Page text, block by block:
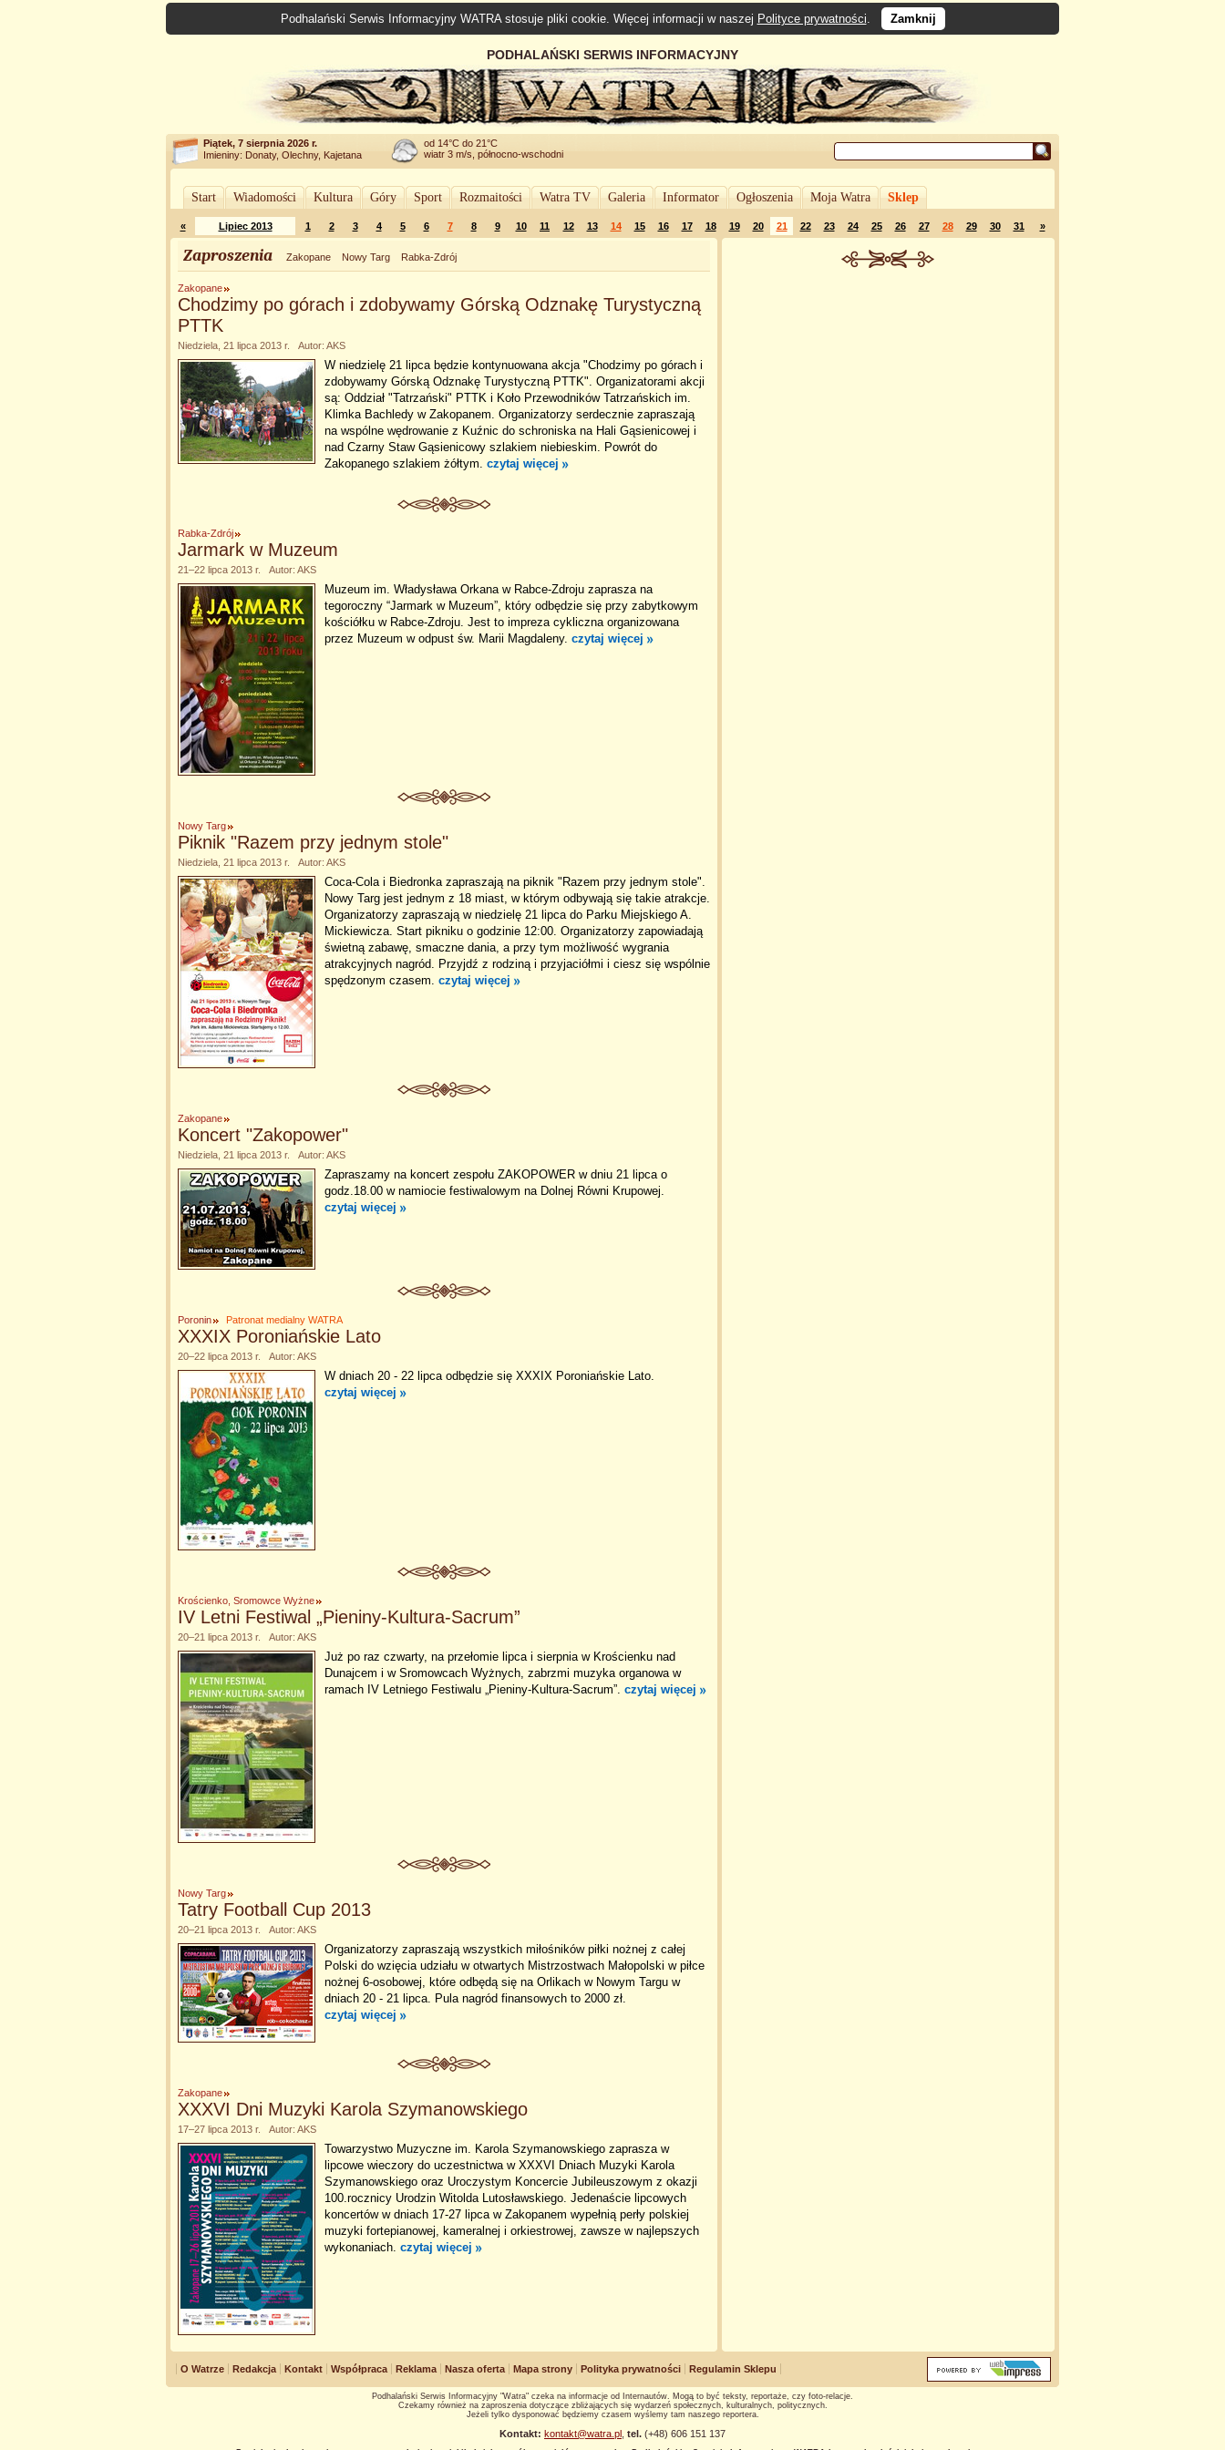
Podhalański Serwis Informacyjny WATRA stosuje pliki cookie. Więcej informacji w naszej Polityce prywatności. Zamknij
PODHALAŃSKI SERWIS INFORMACYJNY
Piątek, 7 sierpnia 2026 r.
Imieniny: Donaty, Olechny, Kajetana
od 14°C do 21°C
wiatr 3 m/s, północno-wschodni
Start Wiadomości Kultura Góry Sport Rozmaitości Watra TV Galeria Informator Ogłoszenia Moja Watra Sklep
« Lipiec 2013 1 2 3 4 5 6 7 8 9 10 11 12 13 14 15 16 17 18 19 20 21 22 23 24 25 26 27 28 29 30 31 »
Zaproszenia Zakopane Nowy Targ Rabka-Zdrój
Zakopane
Chodzimy po górach i zdobywamy Górską Odznakę Turystyczną
PTTK
Niedziela, 21 lipca 2013 r. Autor: AKS
W niedzielę 21 lipca będzie kontynuowana akcja "Chodzimy po górach i
zdobywamy Górską Odznakę Turystyczną PTTK". Organizatorami akcji
są: Oddział "Tatrzański" PTTK i Koło Przewodników Tatrzańskich im.
Klimka Bachledy w Zakopanem. Organizatorzy serdecznie zapraszają
na wspólne wędrowanie z Kuźnic do schroniska na Hali Gąsienicowej i
nad Czarny Staw Gąsienicowy szlakiem niebieskim. Powrót do
Zakopanego szlakiem żółtym. czytaj więcej
Rabka-Zdrój
Jarmark w Muzeum
21–22 lipca 2013 r. Autor: AKS
Muzeum im. Władysława Orkana w Rabce-Zdroju zaprasza na
tegoroczny “Jarmark w Muzeum”, który odbędzie się przy zabytkowym
kościółku w Rabce-Zdroju. Jest to impreza cykliczna organizowana
przez Muzeum w odpust św. Marii Magdaleny. czytaj więcej
Nowy Targ
Piknik "Razem przy jednym stole"
Niedziela, 21 lipca 2013 r. Autor: AKS
Coca-Cola i Biedronka zapraszają na piknik "Razem przy jednym stole".
Nowy Targ jest jednym z 18 miast, w którym odbywają się takie atrakcje.
Organizatorzy zapraszają w niedzielę 21 lipca do Parku Miejskiego A.
Mickiewicza. Start pikniku o godzinie 12:00. Organizatorzy zapowiadają
świetną zabawę, smaczne dania, a przy tym możliwość wygrania
atrakcyjnych nagród. Przyjdź z rodziną i przyjaciółmi i ciesz się wspólnie
spędzonym czasem. czytaj więcej
Zakopane
Koncert "Zakopower"
Niedziela, 21 lipca 2013 r. Autor: AKS
Zapraszamy na koncert zespołu ZAKOPOWER w dniu 21 lipca o
godz.18.00 w namiocie festiwalowym na Dolnej Równi Krupowej.
czytaj więcej
Poronin Patronat medialny WATRA
XXXIX Poroniańskie Lato
20–22 lipca 2013 r. Autor: AKS
W dniach 20 - 22 lipca odbędzie się XXXIX Poroniańskie Lato.
czytaj więcej
Krościenko, Sromowce Wyżne
IV Letni Festiwal „Pieniny-Kultura-Sacrum”
20–21 lipca 2013 r. Autor: AKS
Już po raz czwarty, na przełomie lipca i sierpnia w Krościenku nad
Dunajcem i w Sromowcach Wyżnych, zabrzmi muzyka organowa w
ramach IV Letniego Festiwalu „Pieniny-Kultura-Sacrum”. czytaj więcej
Nowy Targ
Tatry Football Cup 2013
20–21 lipca 2013 r. Autor: AKS
Organizatorzy zapraszają wszystkich miłośników piłki nożnej z całej
Polski do wzięcia udziału w otwartych Mistrzostwach Małopolski w piłce
nożnej 6-osobowej, które odbędą się na Orlikach w Nowym Targu w
dniach 20 - 21 lipca. Pula nagród finansowych to 2000 zł.
czytaj więcej
Zakopane
XXXVI Dni Muzyki Karola Szymanowskiego
17–27 lipca 2013 r. Autor: AKS
Towarzystwo Muzyczne im. Karola Szymanowskiego zaprasza w
lipcowe wieczory do uczestnictwa w XXXVI Dniach Muzyki Karola
Szymanowskiego oraz Uroczystym Koncercie Jubileuszowym z okazji
100.rocznicy Urodzin Witolda Lutosławskiego. Jedenaście lipcowych
koncertów w dniach 17-27 lipca w Zakopanem wypełnią perły polskiej
muzyki fortepianowej, kameralnej i orkiestrowej, zawsze w najlepszych
wykonaniach. czytaj więcej
O Watrze Redakcja Kontakt Współpraca Reklama Nasza oferta Mapa strony Polityka prywatności Regulamin Sklepu
Podhalański Serwis Informacyjny "Watra" czeka na informacje od Internautów. Mogą to być teksty, reportaże, czy foto-relacje.
Czekamy również na zaproszenia dotyczące zbliżających się wydarzeń społecznych, kulturalnych, politycznych.
Jeżeli tylko dysponować będziemy czasem wyślemy tam naszego reportera.
Kontakt: kontakt@watra.pl tel. (+48) 606 151 137